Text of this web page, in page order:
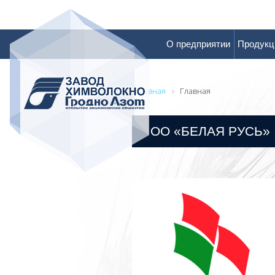
О предприятии
Главная Главная
ОО «БЕЛАЯ РУСЬ»